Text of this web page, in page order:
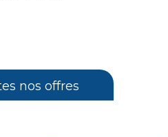
nos offres